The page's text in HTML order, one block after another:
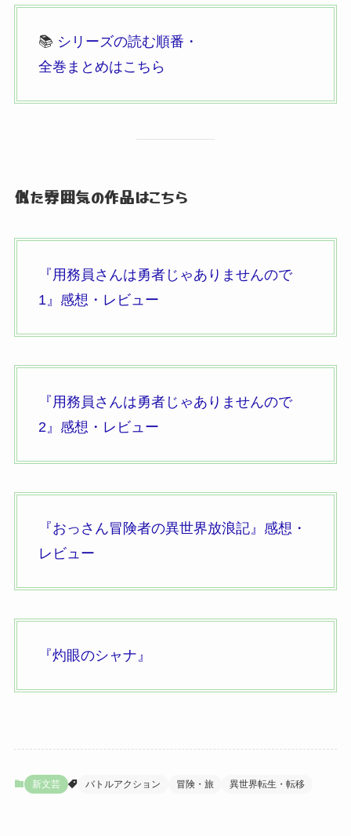
📚 シリーズの読む順番・
全巻まとめはこちら
似た雰囲気の作品はこちら
『用務員さんは勇者じゃありませんので
1』 感想・レビュー
『用務員さんは勇者じゃありませんので
2』 感想・レビュー
『おっさん冒険者の異世界放浪記』 感想・
レビュー
『灼眼のシャナ』
新文芸 バトルアクション 冒険・旅 異世界転生・転移